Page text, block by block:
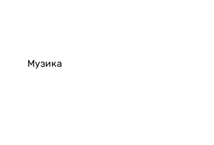
Музика